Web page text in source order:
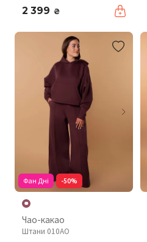
2 399 ₴
Фан Дні -50%
Чао-какао
Штани 010AO